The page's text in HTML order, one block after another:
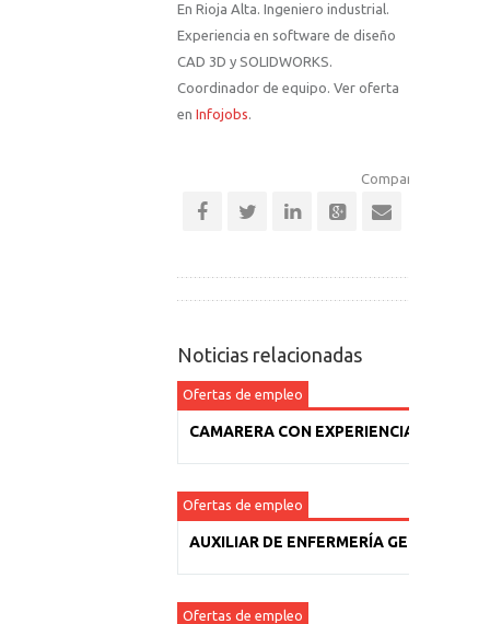
En Rioja Alta. Ingeniero industrial.
Experiencia en software de diseño
CAD 3D y SOLIDWORKS.
Coordinador de equipo. Ver oferta
en Infojobs.
Comparte esta
Noticias relacionadas
Ofertas de empleo
CAMARERA CON EXPERIENCIA
Ofertas de empleo
AUXILIAR DE ENFERMERÍA GERIÁTRICA
Ofertas de empleo